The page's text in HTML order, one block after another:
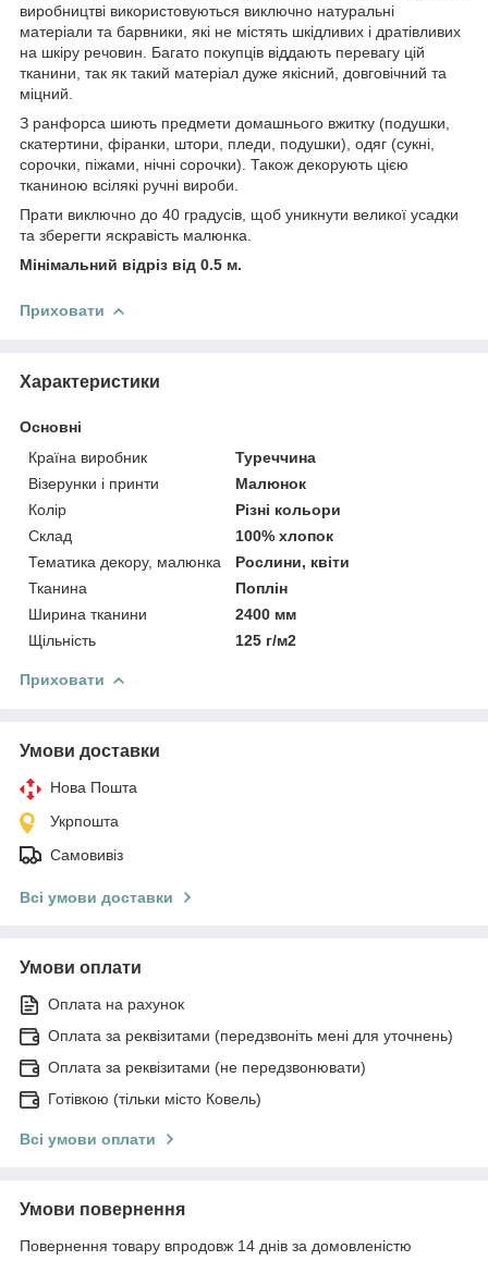
виробництві використовуються виключно натуральні
матеріали та барвники, які не містять шкідливих і дратівливих
на шкіру речовин. Багато покупців віддають перевагу цій
тканини, так як такий матеріал дуже якісний, довговічний та
міцний.
З ранфорса шиють предмети домашнього вжитку (подушки,
скатертини, фіранки, штори, пледи, подушки), одяг (сукні,
сорочки, піжами, нічні сорочки). Також декорують цією
тканиною всілякі ручні вироби.
Прати виключно до 40 градусів, щоб уникнути великої усадки
та зберегти яскравість малюнка.
Мінімальний відріз від 0.5 м.
Приховати
Характеристики
Основні
Країна виробник
Туреччина
Візерунки і принти
Малюнок
Колір
Різні кольори
Склад
100% хлопок
Тематика декору, малюнка
Рослини, квіти
Тканина
Поплін
Ширина тканини
2400 мм
Щільність
125 г/м2
Приховати
Умови доставки
Нова Пошта
Укрпошта
Самовивіз
Всі умови доставки
Умови оплати
Оплата на рахунок
Оплата за реквізитами (передзвоніть мені для уточнень)
Оплата за реквізитами (не передзвонювати)
Готівкою (тільки місто Ковель)
Всі умови оплати
Умови повернення
Повернення товару впродовж 14 днів за домовленістю